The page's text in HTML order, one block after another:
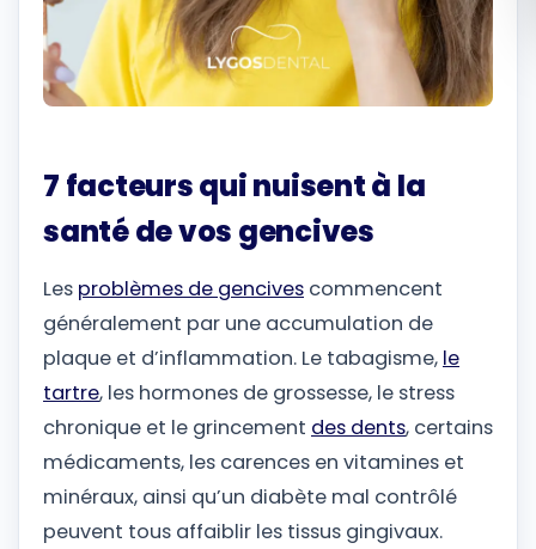
7 facteurs qui nuisent à la
santé de vos gencives
Les problèmes de gencives commencent
généralement par une accumulation de
plaque et d’inflammation. Le tabagisme, le
tartre, les hormones de grossesse, le stress
chronique et le grincement des dents, certains
médicaments, les carences en vitamines et
minéraux, ainsi qu’un diabète mal contrôlé
peuvent tous affaiblir les tissus gingivaux.